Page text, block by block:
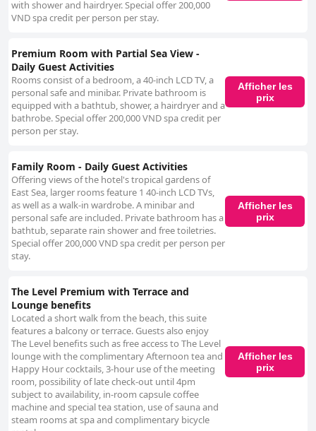
with shower and hairdryer. Special offer 200,000
VND spa credit per person per stay.
Premium Room with Partial Sea View -
Daily Guest Activities
Rooms consist of a bedroom, a 40-inch LCD TV, a
personal safe and minibar. Private bathroom is
equipped with a bathtub, shower, a hairdryer and a
bathrobe. Special offer 200,000 VND spa credit per
person per stay.
Afficher les
prix
Family Room - Daily Guest Activities
Offering views of the hotel's tropical gardens of
East Sea, larger rooms feature 1 40-inch LCD TVs,
as well as a walk-in wardrobe. A minibar and
personal safe are included. Private bathroom has a
bathtub, separate rain shower and free toiletries.
Special offer 200,000 VND spa credit per person per
stay.
Afficher les
prix
The Level Premium with Terrace and
Lounge benefits
Located a short walk from the beach, this suite
features a balcony or terrace. Guests also enjoy
The Level benefits such as free access to The Level
lounge with the complimentary Afternoon tea and
Happy Hour cocktails, 3-hour use of the meeting
room, possibility of late check-out until 4pm
subject to availability, in-room capsule coffee
machine and special tea station, use of sauna and
steam rooms at spa and complimentary bicycle
Afficher les
prix